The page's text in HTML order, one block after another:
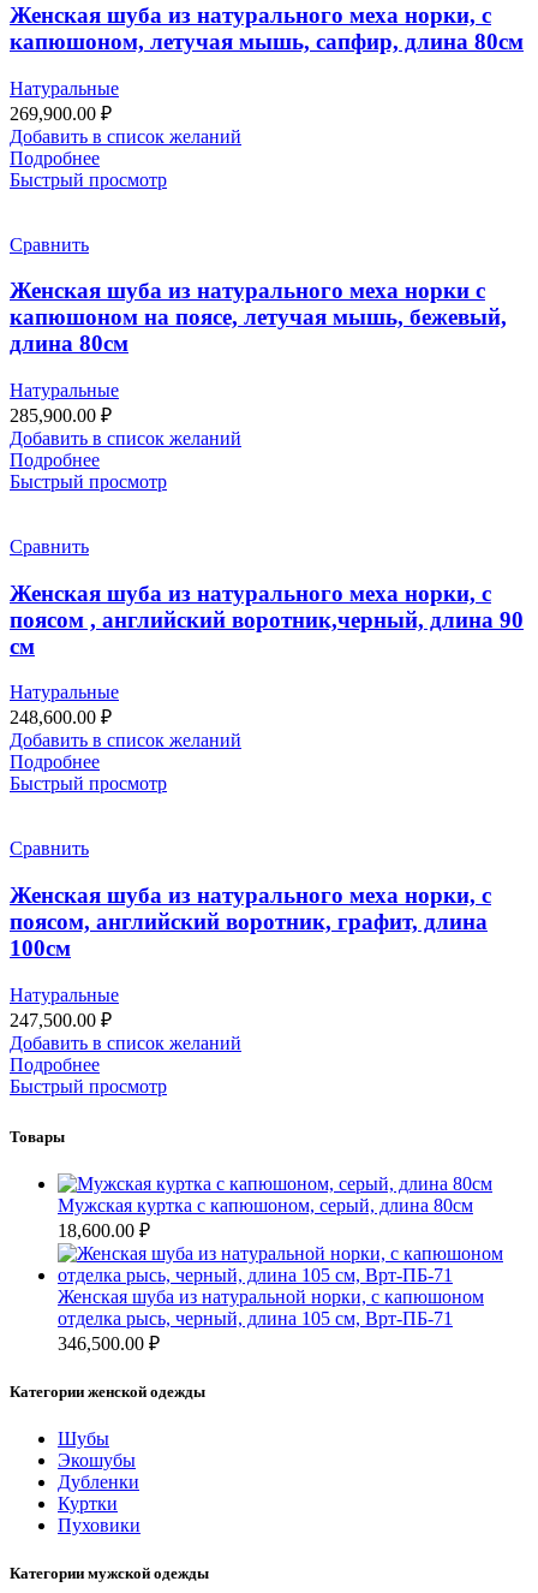
Женская шуба из натурального меха норки, с
капюшоном, летучая мышь, сапфир, длина 80см
Натуральные
269,900.00 ₽
Добавить в список желаний
Подробнее
Быстрый просмотр
Сравнить
Женская шуба из натурального меха норки с
капюшоном на поясе, летучая мышь, бежевый,
длина 80см
Натуральные
285,900.00 ₽
Добавить в список желаний
Подробнее
Быстрый просмотр
Сравнить
Женская шуба из натурального меха норки, с
поясом , английский воротник,черный, длина 90
см
Натуральные
248,600.00 ₽
Добавить в список желаний
Подробнее
Быстрый просмотр
Сравнить
Женская шуба из натурального меха норки, с
поясом, английский воротник, графит, длина
100см
Натуральные
247,500.00 ₽
Добавить в список желаний
Подробнее
Быстрый просмотр
Товары
Мужская куртка с капюшоном, серый, длина 80см
18,600.00 ₽
Женская шуба из натуральной норки, с капюшоном
отделка рысь, черный, длина 105 см, Врт-ПБ-71
346,500.00 ₽
Категории женской одежды
Шубы
Экошубы
Дубленки
Куртки
Пуховики
Категории мужской одежды